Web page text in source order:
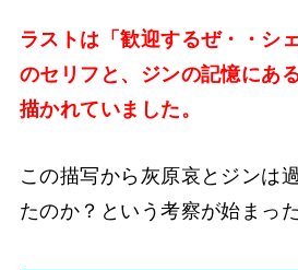
ラストは「歓迎するぜ・・シ
のセリフと、ジンの記憶にあ
描かれていました。
この描写から灰原哀とジンは
たのか？という考察が始まっ